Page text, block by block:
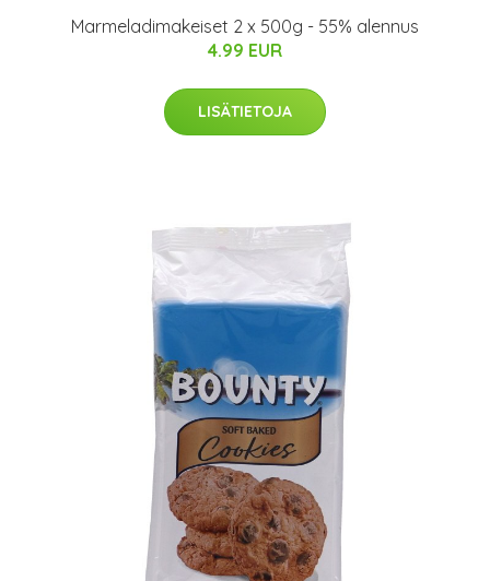
Marmeladimakeiset 2 x 500g - 55% alennus
4.99 EUR
LISÄTIETOJA